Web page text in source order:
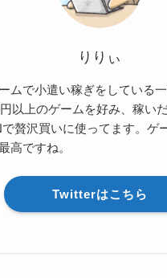
りりぃ
ムで小遣い稼ぎをしている
以上のゲームを好み、稼い
贅沢買いに使ってます。ゲ
高ですね。
Twitterはこちら